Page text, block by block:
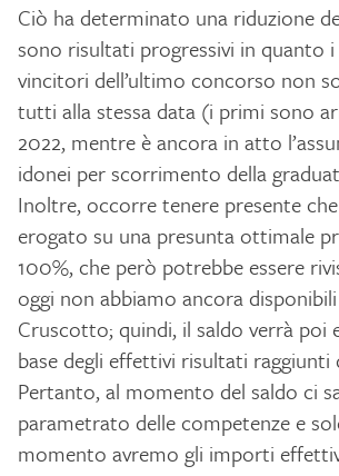
Ciò ha determinato una riduzione
sono risultati progressivi in quanto i
vincitori dell’ultimo concorso non
tutti alla stessa data (i primi sono
2022, mentre è ancora in atto
idonei per scorrimento della
Inoltre, occorre tenere presente
erogato su una presunta ottimale
100%, che però potrebbe essere
oggi non abbiamo ancora
Cruscotto; quindi, il saldo verrà poi
base degli effettivi risultati raggiunti
Pertanto, al momento del saldo ci
parametrato delle competenze e
momento avremo gli importi